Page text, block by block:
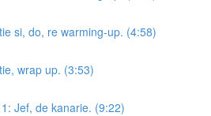
si, do, re warming-up. (4:58)
wrap up. (3:53)
Jef, de kanarie. (9:22)